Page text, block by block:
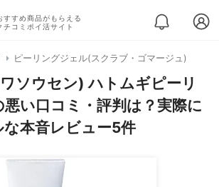
すすめ商品がもらえる
チコミポイ活サイト
ピーリングジェル(スクラブ・ゴマージュ)
ソウセン) ハトムギピーリ
い口コミ・評判は？実際に
本音レビュー5件